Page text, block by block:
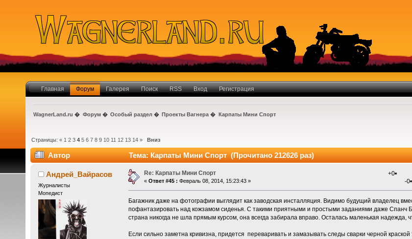
Главная Форум Галерея Поиск RSS Вход Регистрация
WagnerLand.ru � Форум� Особый раздел� Проекты Вагнера� Карпаты Мини Спорт
Страницы:« 1 2 3 4 5 6 7 8 9 10 11 12 13 14 » Вниз
Автор Тема: Карпаты Мини Спорт (Прочитано 212626 раз)
Андрей_Вайрасов
Журналисты
Мопедист
Re: Карпаты Мини Спорт
« Ответ #45 : Февраль 08, 2014, 15:23:43 »
+0
-0
Багажник даже на фотографии выглядит как заводская инсталляция. Видимо будущий владелец
пофантазировать над кожзамом сиденья. С такими приятными и простыми заданиями даже Спанч
страна никогда не шла прямым курсом, она всегда забирала вправо. Осталась маленькая надежда,
Если сильно заметна кривизна, придется переваривать и замазывать следы сварки черной краской